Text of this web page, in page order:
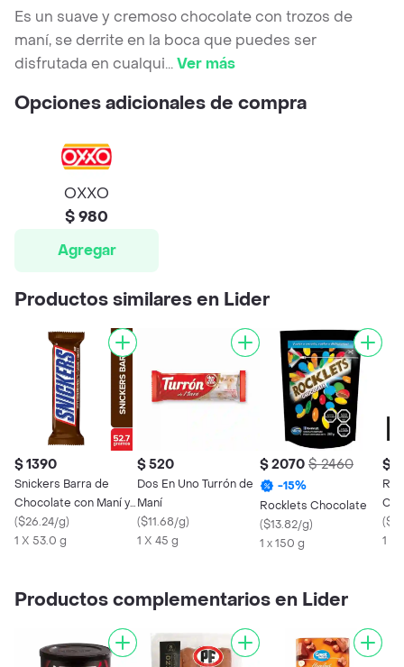
Es un suave y cremoso chocolate con trozos de
maní, se derrite en la boca que puedes ser
disfrutada en cualqui...Ver más
Opciones adicionales de compra
OXXO
$ 980
Agregar
Productos similares en Lider
$ 1390
Snickers Barra de
Chocolate con Maní y
Caramelo
($26.24/g)
1 X 53.0 g
$ 520
Dos En Uno Turrón de
Maní
($11.68/g)
1 X 45 g
$ 2070 $ 2460
-15%
Rocklets Chocolate
($13.82/g)
1 x 150 g
$
(
1 x
Productos complementarios en Lider